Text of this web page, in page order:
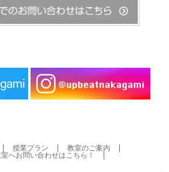
授業プラン
教室のご案内
へお問い合わせはこちら！